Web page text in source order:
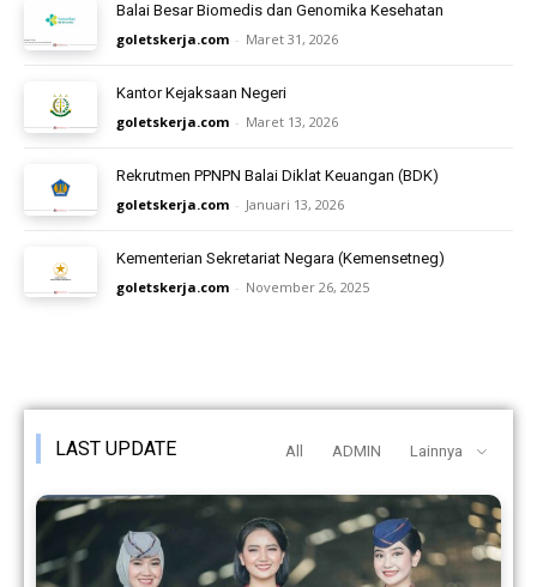
Balai Besar Biomedis dan Genomika Kesehatan
goletskerja.com - Maret 31, 2026
Kantor Kejaksaan Negeri
goletskerja.com - Maret 13, 2026
Rekrutmen PPNPN Balai Diklat Keuangan (BDK)
goletskerja.com - Januari 13, 2026
Kementerian Sekretariat Negara (Kemensetneg)
goletskerja.com - November 26, 2025
LAST UPDATE All ADMIN Lainnya